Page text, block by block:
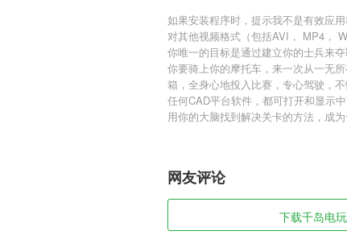
如果安装程序时，提示我不是有效应
对其他视频格式（包括AVI， MP4，
你唯一的目标是通过建立你的士兵来夺
你要骑上你的摩托车，来一次从一无
箱，全身心地投入比赛，专心驾驶，
任何CAD平台软件，都可打开和显示
用你的大脑找到解决关卡的方法，成为
网友评论
下载千岛电